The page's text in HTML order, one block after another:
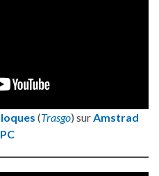
(Trasgo) surAmstrad